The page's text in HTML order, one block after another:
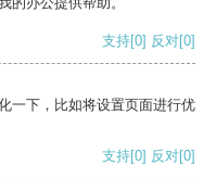
支持[0] 反对[0]
一下，比如将设置页面进行优
支持[0] 反对[0]